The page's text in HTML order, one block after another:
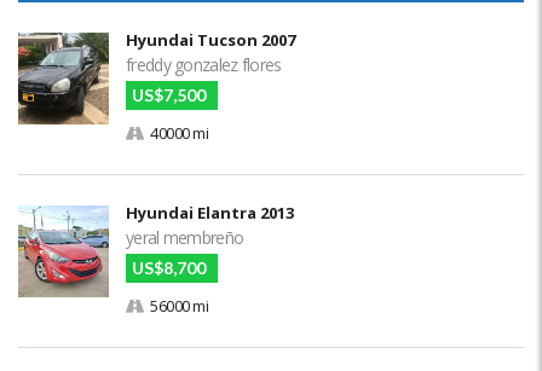
Hyundai Tucson 2007
freddy gonzalez flores
US$7,500
40000 mi
Hyundai Elantra 2013
yeral membreño
US$8,700
56000 mi